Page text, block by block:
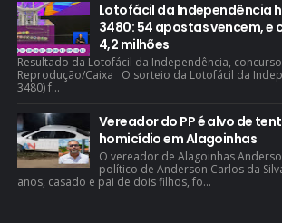
Lotofácil da Independência
3480: 54 apostas vencem, e
4,2 milhões
Resultado da Lotofácil da Independência,
Reprodução/Caixa O sorteio da Lotofácil da
3480) f...
Vereador do PP é alvo de
homicídio em Alagoinhas
O vereador de Alagoinhas
político de Anderson Carlos da
anos, casado e pai de dois filhos, fo...